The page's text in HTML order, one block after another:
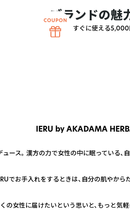
ブランドの魅
IERU by AKADAMA
ース。 漢方の力で女性の中に眠っている、
でお手入れをするときは、自分の肌やから
くの女性に届けたいという思いと、もっと
すぐに使える5,000